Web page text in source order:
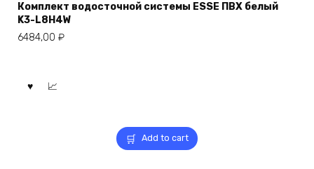
Комплект водосточной системы ESSE ПВХ белый
K3-L8H4W
6484,00 ₽
Add to cart